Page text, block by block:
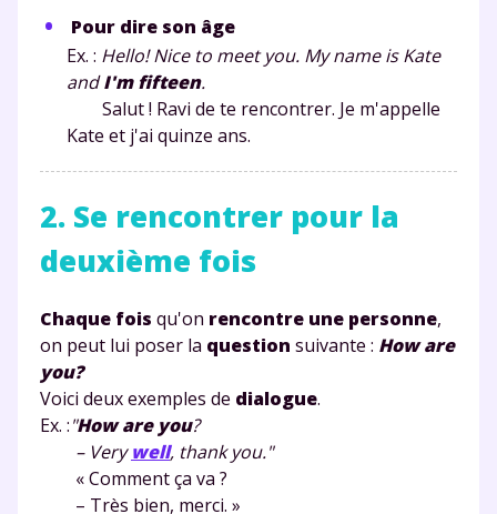
Pour dire son âge
Ex. : Hello! Nice to meet you. My name is Kate
andI'm fifteen.
Salut ! Ravi de te rencontrer. Je m'appelle
Kate et j'ai quinze ans.
2. Se rencontrer pour la
deuxième fois
Chaque fois qu'on rencontre une personne,
on peut lui poser la question suivante : How are
you?
Voici deux exemples de dialogue.
Ex. :"How are you?
– Verywell, thank you."
« Comment ça va ?
– Très bien, merci. »